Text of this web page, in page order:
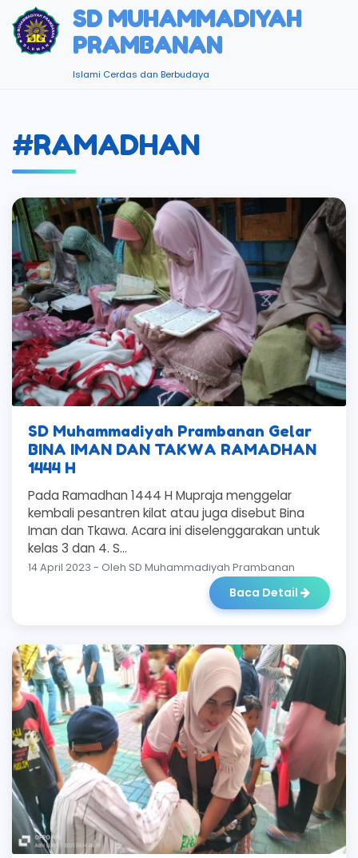
SD MUHAMMADIYAH
PRAMBANAN
Islami Cerdas dan Berbudaya
#RAMADHAN
SD Muhammadiyah Prambanan Gelar
BINA IMAN DAN TAKWA RAMADHAN
1444 H
Pada Ramadhan 1444 H Mupraja menggelar
kembali pesantren kilat atau juga disebut Bina
Iman dan Tkawa. Acara ini diselenggarakan untuk
kelas 3 dan 4. S...
14 April 2023 - Oleh SD Muhammadiyah Prambanan
Baca Detail